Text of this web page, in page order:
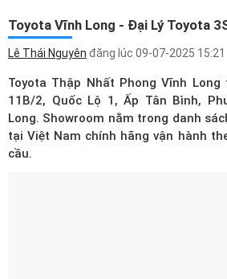
Toyota Vĩnh Long - Đại Lý Toyota
Lê Thái Nguyên đăng lúc 09-07-2025 15:21
Toyota Thập Nhất Phong Vĩnh
11B/2, Quốc Lộ 1, Ấp Tân Bình,
Long. Showroom nằm trong danh
tại Việt Nam chính hãng vận hành
cầu.